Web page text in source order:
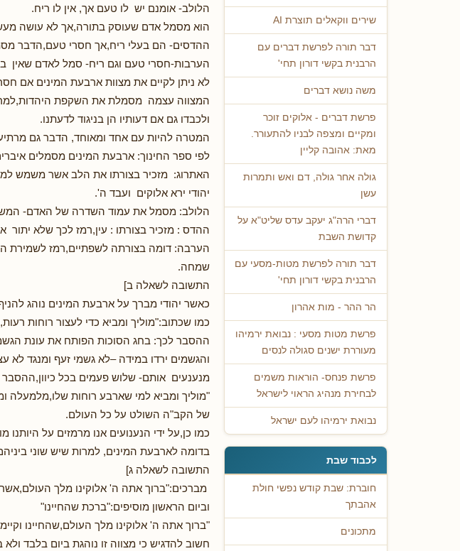
שירים ווקאלים תוצרת AI
דבר תורה לפרשת דברים עם
הרבנית בקשי דורון תחי'
משה נושא דברים
פרשת דברים - אלוקים זוכר
ומקיים ומצפה לבניו להתעורר.
מאת: אהובה קליין
גולה אחר גולה, דם ואש ותמרות
עשן
דברי הרה"ג יעקב עדס שליט"א על
קדושת השבת
דבר תורה לפרשת מטות-מסעי עם
הרבנית בקשי דורון תחי'
הר ההר - מות אהרון
פרשת מטות מסעי : נבואת ירמיהו
מעוררת ישנים סגולה לנסים
פרשת פנחס- הוראות משמים
לבחירת מנהיג הראוי לישראל
נבואת ירמיהו לעם ישראל
לכבוד שבת
חוברת: שבת קודש נפשי חולת
אהבתך
מתכונים
הלולב- אומנם יש לו טעם אך, אין לו ריח.
הוא מסמל אדם שעוסק בתורה,אך לא עושה
ההדסים- הם בעלי ריח,אך חסרי טעם,הדבר
הערבות-חסרי טעם וגם ריח- סמל לאדם שאין
לא ניתן לקיים את מצוות ארבעת המינים אם
המצווה עצמה מסמלת את השקפת
ולכבדו גם אם דעותיו הן בניגוד לדעתנו.
המטרה להיות עם אחד ומאוחד, הדבר גם
לפי ספר החינוך: ארבעת המינים מסמלים
האתרוג: מזכיר בצורתו את הלב אשר משמש
יהודי ירא אלוקים ועבד ה'.
הלולב: מסמל את עמוד השדרה של האדם-
ההדס : מזכיר בצורתו : עין,רמז לכך שלא יתור
הערבה: דומה בצורתה לשפתיים,רמז לשמירת
שמחה.
התשובה לשאלה ב]
כאשר יהודי מברך על ארבעת המינים נוהג
כמו שכתוב:"מוליך ומביא כדי לעצור רוחות
ההסבר לכך: בחג הסוכות הפותח את עונת
והגשמים ירדו במידה –לא גשמי זעף ומנגד
מנענעים אותם- שלוש פעמים בכל
"מוליך ומביא למי שארבע רוחות שלו,מלמעלה
של הקב"ה השולט על כל העולם.
כמו כן,על ידי הנענועים אנו מרמזים על
בדומה לארבעת המינים, למרות שיש שוני
התשובה לשאלה ג]
מברכים:"ברוך אתה ה' אלוקינו מלך העולם,אשר
וביום הראשון מוסיפים:"ברכת שהחיינו"
"ברוך אתה ה' אלוקינו מלך העולם,שהחיינו
חשוב להדגיש כי מצווה זו נוהגת ביום בלבד ולא